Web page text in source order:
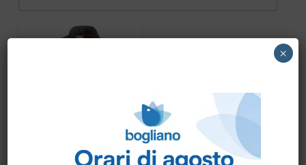
FELPA FULL ZIP
×